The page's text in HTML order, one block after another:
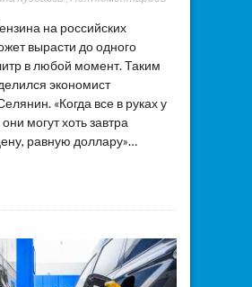
на российских
вырасти до одного
в любой момент. Таким
экономист
«Когда все в руках у
могут хоть завтра
равную доллару»…